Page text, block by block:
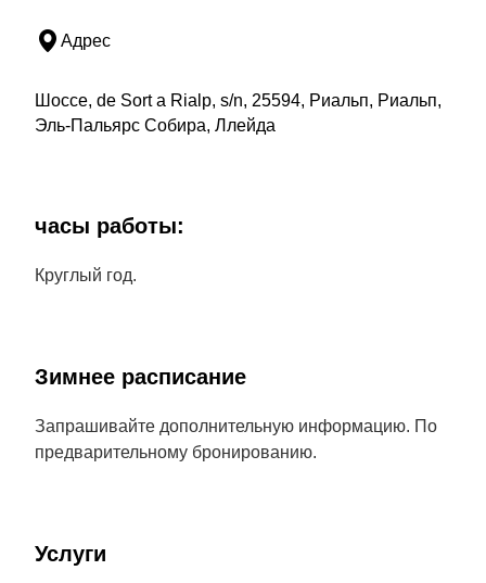
Адрес
Шоссе, de Sort a Rialp, s/n, 25594, Риальп, Риальп,
Эль-Пальярс Собира, Ллейда
часы работы:
Круглый год.
Зимнее расписание
Запрашивайте дополнительную информацию. По
предварительному бронированию.
Услуги